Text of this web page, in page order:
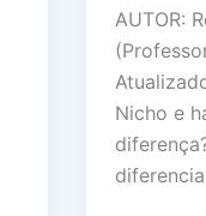
AUTOR:
Nicho e